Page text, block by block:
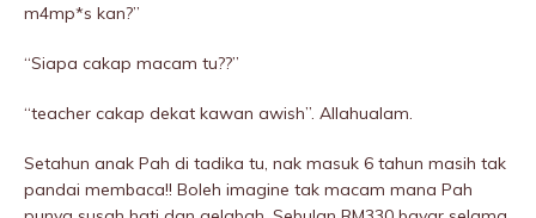
m4mp*s kan?”
“Siapa cakap macam tu??”
“teacher cakap dekat kawan awish’’. Allahualam.
Setahun anak Pah di tadika tu, nak masuk 6 tahun masih tak
pandai membaca!! Boleh imagine tak macam mana Pah